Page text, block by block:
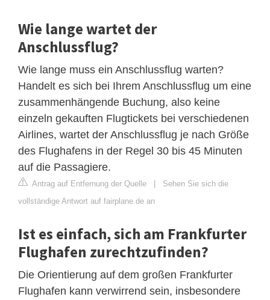
Wie lange wartet der
Anschlussflug?
Wie lange muss ein Anschlussflug warten?
Handelt es sich bei Ihrem Anschlussflug um eine
zusammenhängende Buchung, also keine
einzeln gekauften Flugtickets bei verschiedenen
Airlines, wartet der Anschlussflug je nach Größe
des Flughafens in der Regel 30 bis 45 Minuten
auf die Passagiere.
Antrag auf Entfernung der Quelle | Sehen Sie sich die
vollständige Antwort auf fairplane.de an
Ist es einfach, sich am Frankfurter
Flughafen zurechtzufinden?
Die Orientierung auf dem großen Frankfurter
Flughafen kann verwirrend sein, insbesondere